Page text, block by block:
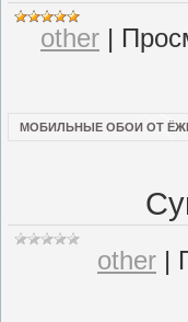
other |
МОБИЛЬНЫЕ ОБОИ ОТ
other |